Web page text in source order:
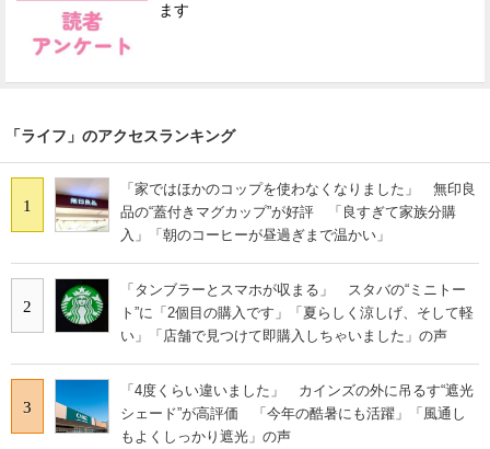
ます
「ライフ」のアクセスランキング
1
「家ではほかのコップを使わなくなりました」 無印良
品の“蓋付きマグカップ”が好評 「良すぎて家族分購
入」「朝のコーヒーが昼過ぎまで温かい」
2
「タンブラーとスマホが収まる」 スタバの“ミニトー
ト”に「2個目の購入です」「夏らしく涼しげ、そして軽
い」「店舗で見つけて即購入しちゃいました」の声
3
「4度くらい違いました」 カインズの外に吊るす“遮光
シェード”が高評価 「今年の酷暑にも活躍」「風通し
もよくしっかり遮光」の声